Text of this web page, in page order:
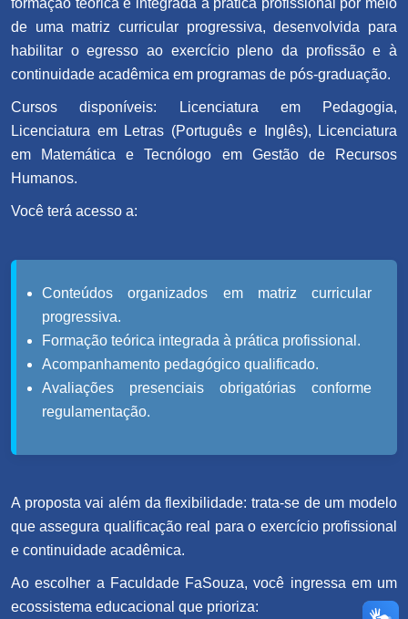
formação teórica é integrada à prática profissional por meio
de uma matriz curricular progressiva, desenvolvida para
habilitar o egresso ao exercício pleno da profissão e à
continuidade acadêmica em programas de pós-graduação.
Cursos disponíveis: Licenciatura em Pedagogia,
Licenciatura em Letras (Português e Inglês), Licenciatura
em Matemática e Tecnólogo em Gestão de Recursos
Humanos.
Você terá acesso a:
Conteúdos organizados em matriz curricular
progressiva.
Formação teórica integrada à prática profissional.
Acompanhamento pedagógico qualificado.
Avaliações presenciais obrigatórias conforme
regulamentação.
A proposta vai além da flexibilidade: trata-se de um modelo
que assegura qualificação real para o exercício profissional
e continuidade acadêmica.
Ao escolher a Faculdade FaSouza, você ingressa em um
ecossistema educacional que prioriza: